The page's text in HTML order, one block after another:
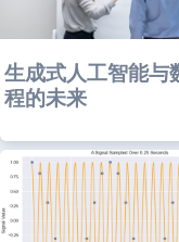
生成式人工智能与
程的未来